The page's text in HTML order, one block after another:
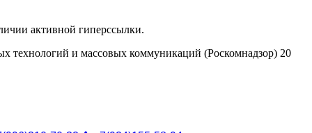
активной гиперссылки.
технологий и массовых коммуникаций (Роскомнадзор) 20